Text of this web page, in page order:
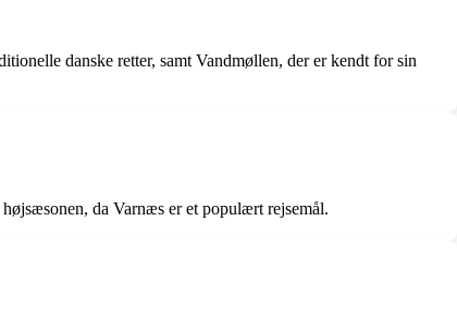
danske retter, samt Vandmøllen, der er kendt for sin
da Varnæs er et populært rejsemål.